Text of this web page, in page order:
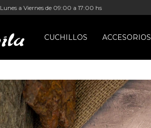
CUCHILLOS ACCESORIOS
Lunes a Viernes de 09:00 a 17:00 hs